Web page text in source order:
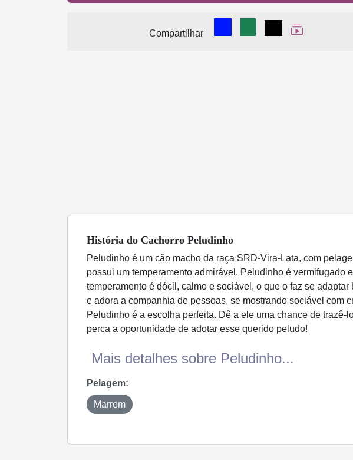
Compartilhar
Compartilhar no Facebook
Compartilhar no
Compartilhar
Ver Web
História do Cachorro Peludinho
Peludinho é um cão macho da raça SRD-Vira-Lata, com
possui um temperamento admirável. Peludinho é vermifugado
temperamento é dócil, calmo e sociável, o que o faz se
e adora a companhia de pessoas, se mostrando sociável com
Peludinho é a escolha perfeita. Dê a ele uma chance de
perca a oportunidade de adotar esse querido peludo!
Mais detalhes sobre Peludinho...
Pelagem:
Marrom